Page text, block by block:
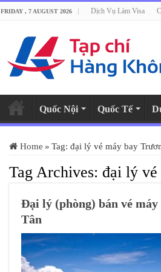
FRIDAY , 7 AUGUST 2026 Dịch Vụ Làm Visa
Quốc Nội Quốc Tế
Home » Tag: đại lý vé máy bay
Tag Archives: đại lý vé
Đại lý (phòng) bán vé
Tân